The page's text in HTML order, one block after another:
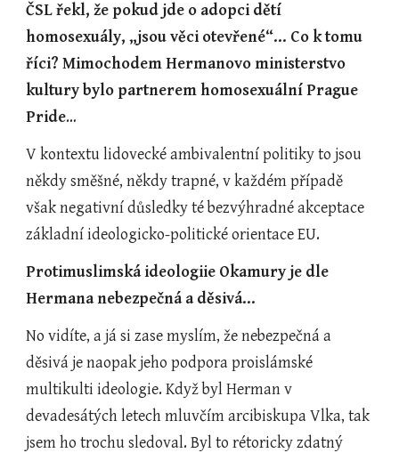
ČSL řekl, že pokud jde o adopci dětí
homosexuály, „jsou věci otevřené“… Co k tomu
říci? Mimochodem Hermanovo ministerstvo
kultury bylo partnerem homosexuální Prague
Pride…
V kontextu lidovecké ambivalentní politiky to jsou
někdy směšné, někdy trapné, v každém případě
však negativní důsledky té bezvýhradné akceptace
základní ideologicko-politické orientace EU.
Protimuslimská ideologiie Okamury je dle
Hermana nebezpečná a děsivá…
No vidíte, a já si zase myslím, že nebezpečná a
děsivá je naopak jeho podpora proislámské
multikulti ideologie. Když byl Herman v
devadesátých letech mluvčím arcibiskupa Vlka, tak
jsem ho trochu sledoval. Byl to rétoricky zdatný